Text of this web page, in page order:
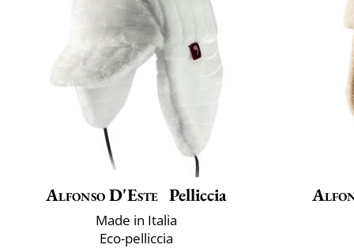
Alfonso D'Este Pelliccia
Made in Italia
Eco-pelliccia